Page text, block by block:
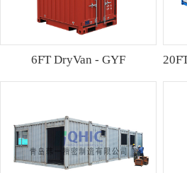
6FT DryVan - GYF